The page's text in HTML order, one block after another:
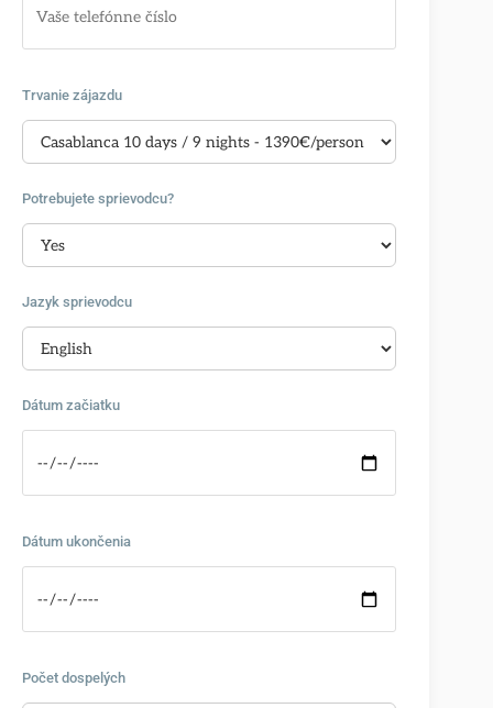
Trvanie zájazdu
Potrebujete sprievodcu?
Jazyk sprievodcu
Dátum začiatku
Dátum ukončenia
Počet dospelých